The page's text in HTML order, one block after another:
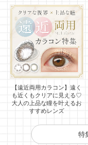
【遠近両用カラコン】遠く
も近くもクリアに見える♡
大人の上品な瞳を叶えるお
すすめレンズ
特